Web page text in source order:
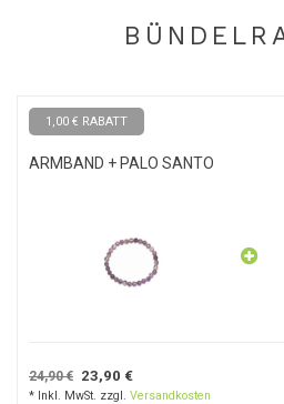
1,00 € RABATT
ARMBAND + PALO SANTO
24,90 € 23,90 €
* Inkl. MwSt. zzgl. Versandkosten